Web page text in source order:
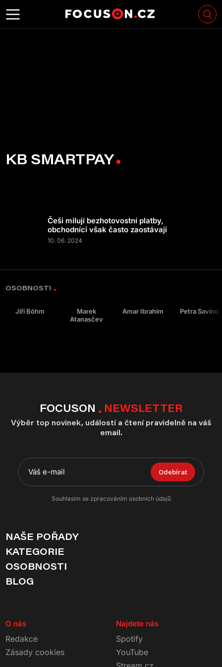
KB SMARTPAY
Češi milují bezhotovostní platby,
obchodníci však často zaostávají
10. 06. 2024
OSOBNOSTI
Jiří Böhm
Marek
Atanasčev
Amar Ibrahim Petra Savino
FOCUSON NEWSLETTER
Výběr top novinek, událostí a čtení pravidelně na váš
email.
Odebírat
Souhlasím se zpracováním osobních údajů
NAŠE POŘADY
KATEGORIE
OSOBNOSTI
BLOG
O nás
Redakce
Zásady cookies
Najdete nás
Spotify
YouTube